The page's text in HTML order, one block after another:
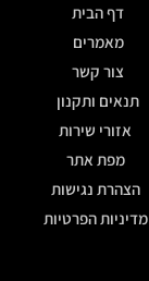
דף הבית
מאמרים
צור קשר
תנאים ותקנון
אזורי שירות
מפת אתר
הצהרת נגישות
מדיניות הפרטיות